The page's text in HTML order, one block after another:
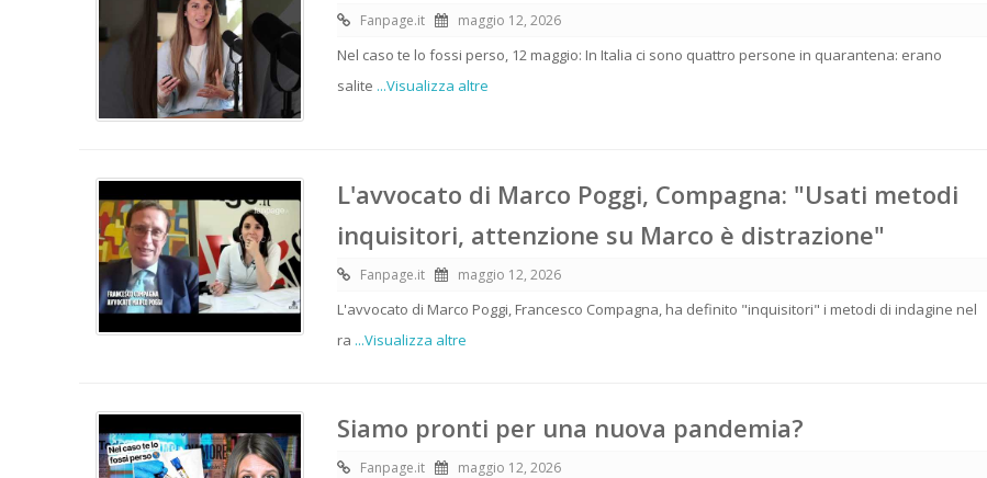
Fanpage.it maggio 12, 2026
Nel caso te lo fossi perso, 12 maggio: In Italia ci sono quattro persone in quarantena: erano
salite ...Visualizza altre
L'avvocato di Marco Poggi, Compagna: "Usati metodi
inquisitori, attenzione su Marco è distrazione"
Fanpage.it maggio 12, 2026
L'avvocato di Marco Poggi, Francesco Compagna, ha definito "inquisitori" i metodi di indagine nel
ra ...Visualizza altre
Siamo pronti per una nuova pandemia?
Fanpage.it maggio 12, 2026